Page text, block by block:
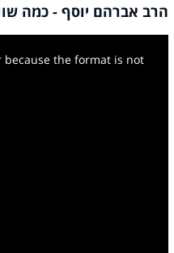
הרב אברהם יוסף - כמה
the format is not